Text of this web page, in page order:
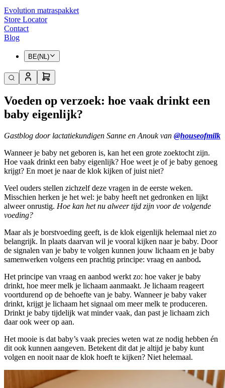
Evolution matraspakket
Store Locator
Contact
Blog
BE(NL)
Voeden op verzoek: hoe vaak drinkt een
baby eigenlijk?
Gastblog door lactatiekundigen Sanne en Anouk van @houseofmilk
Wanneer je baby net geboren is, kan het een grote zoektocht zijn.
Hoe vaak drinkt een baby eigenlijk? Hoe weet je of je baby genoeg
krijgt? En moet je naar de klok kijken of juist niet?
Veel ouders stellen zichzelf deze vragen in de eerste weken.
Misschien herken je het wel: je baby heeft net gedronken en lijkt
alweer onrustig. Hoe kan het nu alweer tijd zijn voor de volgende
voeding?
Maar als je borstvoeding geeft, is de klok eigenlijk helemaal niet zo
belangrijk. In plaats daarvan wil je vooral kijken naar je baby. Door
de signalen van je baby te volgen kunnen jouw lichaam en je baby
samenwerken volgens een prachtig principe: vraag en aanbod.
Het principe van vraag en aanbod werkt zo: hoe vaker je baby
drinkt, hoe meer melk je lichaam aanmaakt. Je lichaam reageert
voortdurend op de behoefte van je baby. Wanneer je baby vaker
drinkt, krijgt je lichaam het signaal om meer melk te produceren.
Drinkt je baby tijdelijk wat minder vaak, dan past je lichaam zich
daar ook weer op aan.
Het mooie is dat baby’s vaak precies weten wat ze nodig hebben én
dit ook kunnen aangeven. Betekent dit dat je altijd je baby kunt
volgen en nooit naar de klok hoeft te kijken? Niet helemaal.